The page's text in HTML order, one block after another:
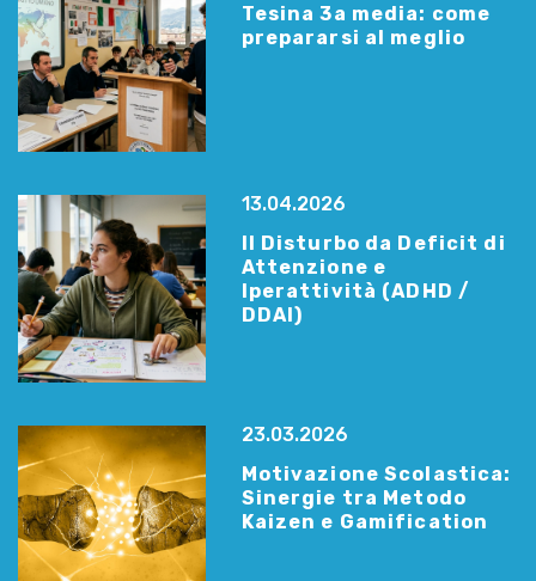
Tesina 3a media: come
prepararsi al meglio
13.04.2026
Il Disturbo da Deficit di
Attenzione e
Iperattività (ADHD /
DDAI)
23.03.2026
Motivazione Scolastica:
Sinergie tra Metodo
Kaizen e Gamification